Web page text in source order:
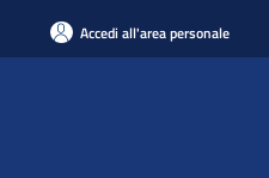
Accedi all'area personale